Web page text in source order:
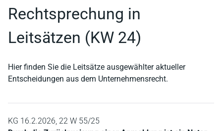
Rechtsprechung in
Leitsätzen (KW 24)
Hier finden Sie die Leitsätze ausgewählter aktueller
Entscheidungen aus dem Unternehmensrecht.
KG 16.2.2026, 22 W 55/25